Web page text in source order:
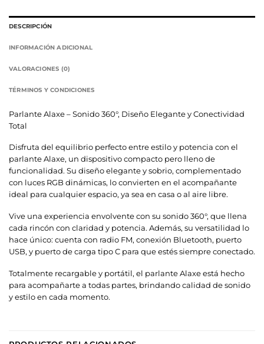
DESCRIPCIÓN
INFORMACIÓN ADICIONAL
VALORACIONES (0)
TÉRMINOS Y CONDICIONES
Parlante Alaxe – Sonido 360°, Diseño Elegante y Conectividad
Total
Disfruta del equilibrio perfecto entre estilo y potencia con el
parlante Alaxe, un dispositivo compacto pero lleno de
funcionalidad. Su diseño elegante y sobrio, complementado
con luces RGB dinámicas, lo convierten en el acompañante
ideal para cualquier espacio, ya sea en casa o al aire libre.
Vive una experiencia envolvente con su sonido 360°, que llena
cada rincón con claridad y potencia. Además, su versatilidad lo
hace único: cuenta con radio FM, conexión Bluetooth, puerto
USB, y puerto de carga tipo C para que estés siempre conectado.
Totalmente recargable y portátil, el parlante Alaxe está hecho
para acompañarte a todas partes, brindando calidad de sonido
y estilo en cada momento.